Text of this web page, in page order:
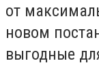
от
новом
выгодные